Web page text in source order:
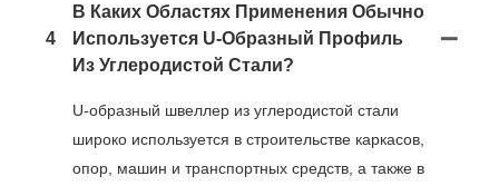
4
В Каких Областях Применения Обычно
Используется U-Образный Профиль
Из Углеродистой Стали?
U-образный швеллер из углеродистой стали
широко используется в строительстве каркасов,
опор, машин и транспортных средств, а также в